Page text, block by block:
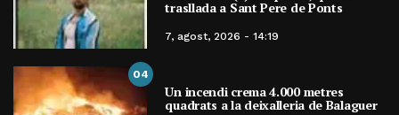
trasllada a Sant Pere de Ponts
7, agost, 2026 - 14:19
04
Un incendi crema 4.000 metres
quadrats a la deixalleria de Balaguer